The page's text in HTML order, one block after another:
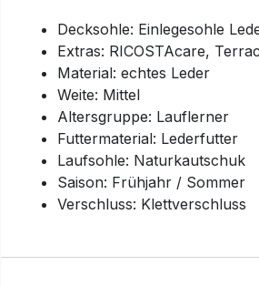
Decksohle: Einlegesohle
Extras: RICOSTAcare,
Material: echtes Leder
Weite: Mittel
Altersgruppe: Lauflerner
Futtermaterial: Lederfutter
Laufsohle: Naturkautschuk
Saison: Frühjahr / Sommer
Verschluss: Klettverschluss